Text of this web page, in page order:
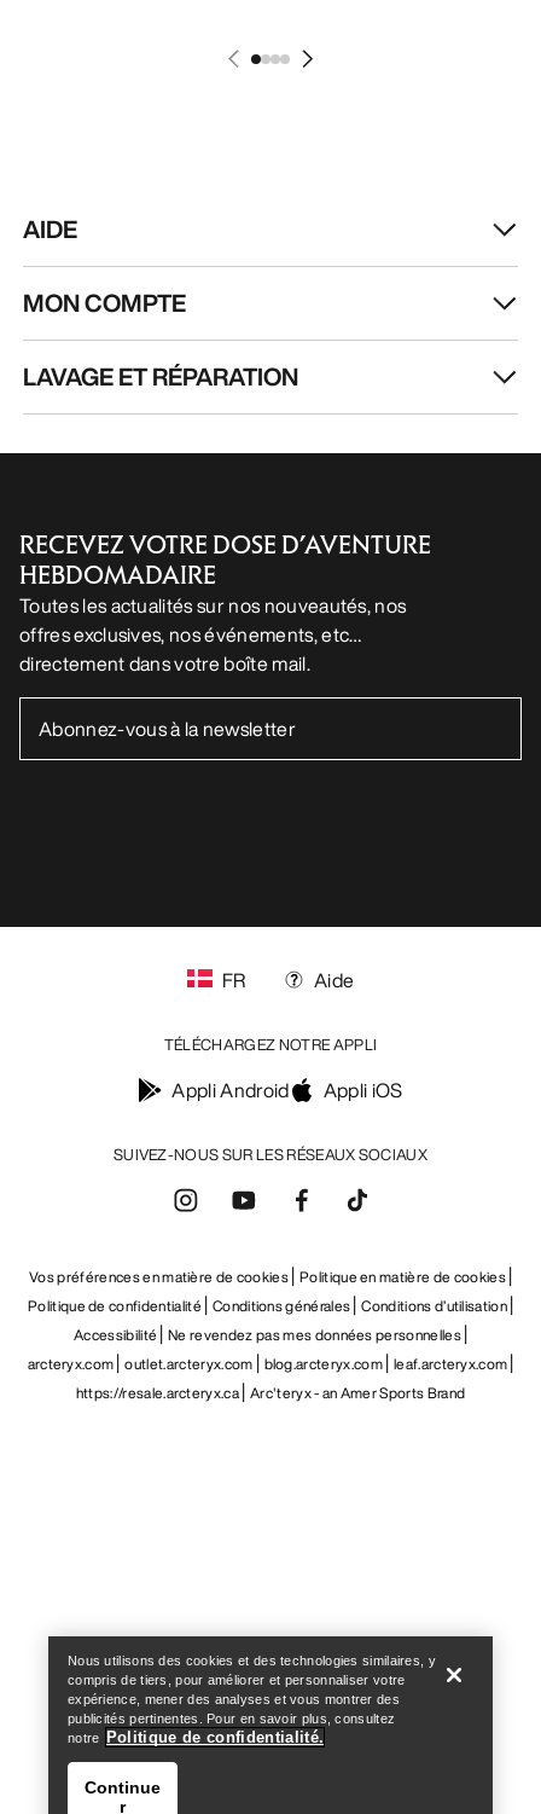
AIDE
MON COMPTE
LAVAGE ET RÉPARATION
RECEVEZ VOTRE DOSE D’AVENTURE
HEBDOMADAIRE
Toutes les actualités sur nos nouveautés, nos
offres exclusives, nos événements, etc…
directement dans votre boîte mail.
SUIVEZ-NOUS SUR LES RÉSEAUX SOCIAUX
FR Aide
TÉLÉCHARGEZ NOTRE APPLI
Appli Android Appli iOS
Vos préférences en matière de cookies Politique en matière de cookies
Politique de confidentialité Conditions générales Conditions d’utilisation
Accessibilité Ne revendez pas mes données personnelles
arcteryx.com outlet.arcteryx.com blog.arcteryx.com leaf.arcteryx.com
https://resale.arcteryx.ca Arc'teryx - an Amer Sports Brand
Nous utilisons des cookies et des technologies similaires, y
compris de tiers, pour améliorer et personnaliser votre
expérience, mener des analyses et vous montrer des
publicités pertinentes. Pour en savoir plus, consultez
notre
Politique de confidentialité.
Continue
r